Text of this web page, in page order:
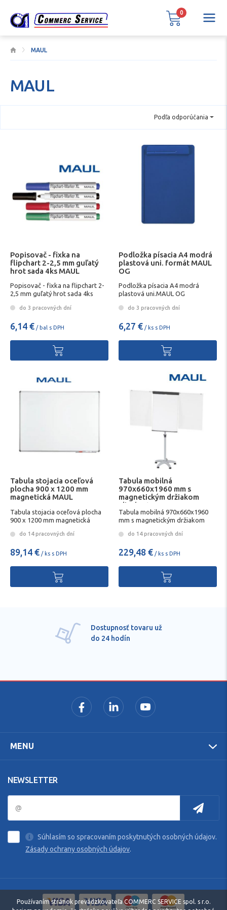
MAUL
MAUL
Podľa odporúčania
Popisovač - fixka na
flipchart 2-2,5 mm guľatý
hrot sada 4ks MAUL
Popisovač - fixka na flipchart 2-
2,5 mm guľatý hrot sada 4ks
do 3 pracovných dní
6,14 € / bal s DPH
Podložka písacia A4 modrá
plastová uni. formát MAUL
OG
Podložka písacia A4 modrá
plastová uni.MAUL OG
do 3 pracovných dní
6,27 € / ks s DPH
Tabula stojacia oceľová
plocha 900 x 1200 mm
magnetická MAUL
Tabula stojacia oceľová plocha
900 x 1200 mm magnetická
do 14 pracovných dní
89,14 € / ks s DPH
Tabula mobilná
970x660x1960 mm s
magnetickým držiakom
Flipchart MAUL
Tabula mobilná 970x660x1960
mm s magnetickým držiakom
do 14 pracovných dní
229,48 € / ks s DPH
Dostupnosť tovaru už
do 24 hodín
MENU
NEWSLETTER
Súhlasím so spracovaním poskytnutých osobných údajov.
Zásady ochrany osobných údajov.
0
Používaním stránok prevádzkovateľa COMMERC SERVICE spol. s r.o.